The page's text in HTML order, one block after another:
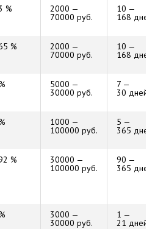
% 2000 —
70000 руб.
10 —
168 дней
% 2000 —
70000 руб.
10 —
168 дней
5000 —
30000 руб.
7 —
30 дней
1000 —
100000 руб.
5 —
365 дней
% 30000 —
100000 руб.
90 —
365 дней
3000 —
30000 руб.
1 —
21 дней